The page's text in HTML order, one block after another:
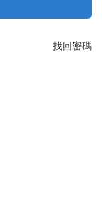
找回密碼